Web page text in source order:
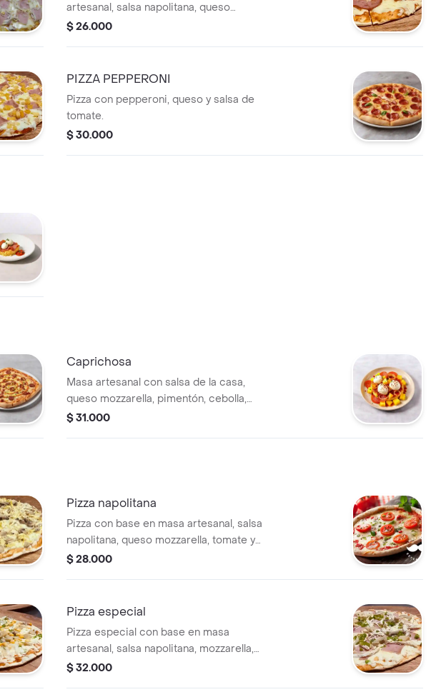
artesanal, salsa napolitana, queso
mozzarella, salami, tamaño personal de 24
$ 26.000
PIZZA PEPPERONI
Pizza con pepperoni, queso y salsa de
tomate.
$ 30.000
Caprichosa
Masa artesanal con salsa de la casa,
queso mozzarella, pimentón, cebolla,
salami y piña.
$ 31.000
Pizza napolitana
Pizza con base en masa artesanal, salsa
napolitana, queso mozzarella, tomate y
ajo, tamaño personal de 24 x 24 cm, 4
$ 28.000
Pizza especial
Pizza especial con base en masa
artesanal, salsa napolitana, mozzarella,
jamón, pollo, champiñón y
$ 32.000